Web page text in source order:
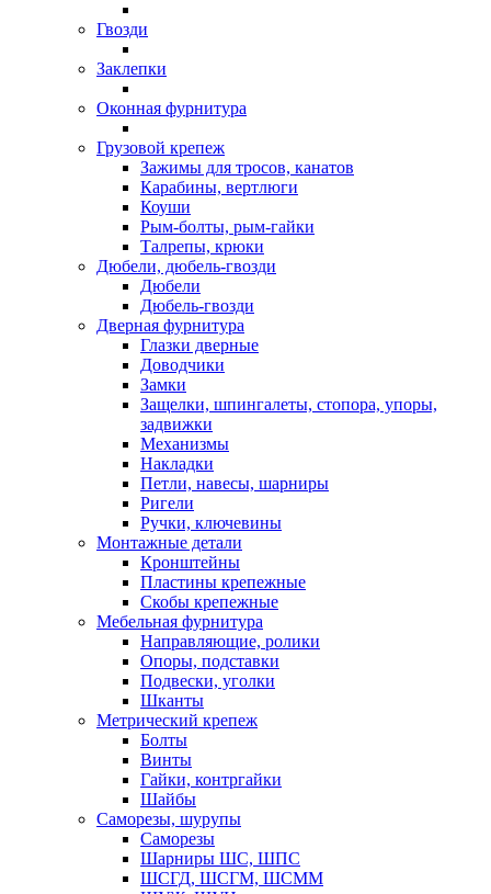
Гвозди
Заклепки
Оконная фурнитура
Грузовой крепеж
Зажимы для тросов, канатов
Карабины, вертлюги
Коуши
Рым-болты, рым-гайки
Талрепы, крюки
Дюбели, дюбель-гвозди
Дюбели
Дюбель-гвозди
Дверная фурнитура
Глазки дверные
Доводчики
Замки
Защелки, шпингалеты, стопора, упоры,
задвижки
Механизмы
Накладки
Петли, навесы, шарниры
Ригели
Ручки, ключевины
Монтажные детали
Кронштейны
Пластины крепежные
Скобы крепежные
Мебельная фурнитура
Направляющие, ролики
Опоры, подставки
Подвески, уголки
Шканты
Метрический крепеж
Болты
Винты
Гайки, контргайки
Шайбы
Саморезы, шурупы
Саморезы
Шарниры ШС, ШПС
ШСГД, ШСГМ, ШСММ